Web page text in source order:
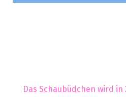
Das Schaubüdchen wird